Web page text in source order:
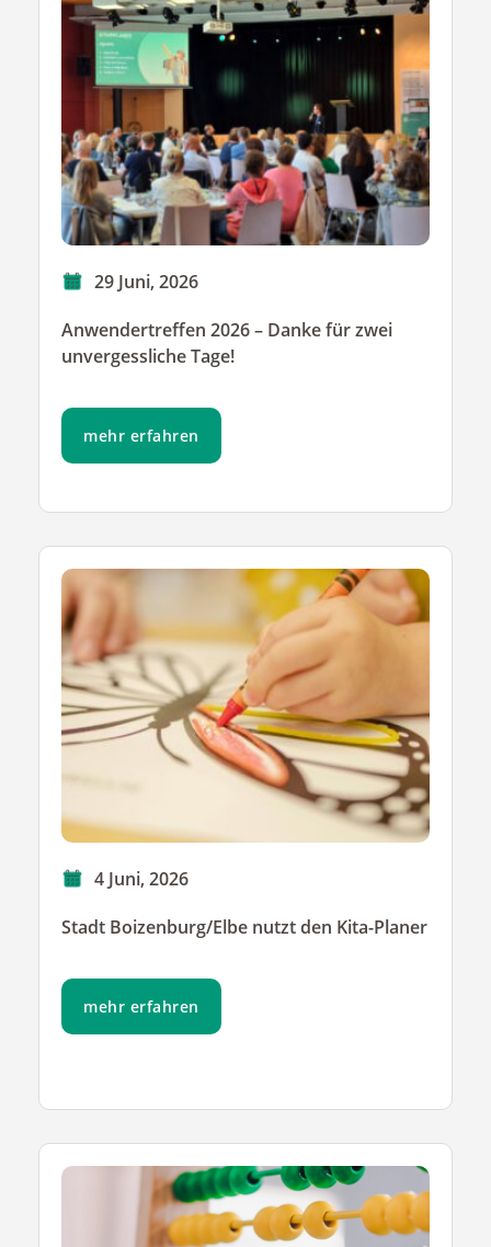
29 Juni, 2026
Anwendertreffen 2026 – Danke für zwei
unvergessliche Tage!
mehr erfahren
4 Juni, 2026
Stadt Boizenburg/Elbe nutzt den Kita-Planer
mehr erfahren